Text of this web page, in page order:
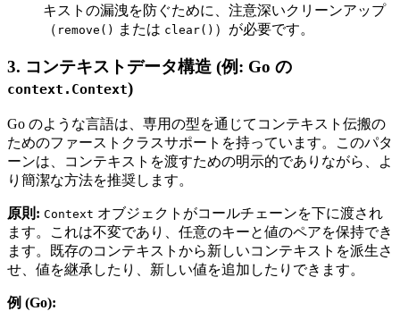
キストの漏洩を防ぐために、注意深いクリーンアップ
（ remove() または clear() ）が必要です。
3. コンテキストデータ構造 (例: Go の
context.Context)
Go のような言語は、専用の型を通じてコンテキスト伝搬の
ためのファーストクラスサポートを持っています。このパタ
ーンは、コンテキストを渡すための明示的でありながら、よ
り簡潔な方法を推奨します。
原則: Context オブジェクトがコールチェーンを下に渡され
ます。これは不変であり、任意のキーと値のペアを保持でき
ます。既存のコンテキストから新しいコンテキストを派生さ
せ、値を継承したり、新しい値を追加したりできます。
例 (Go):